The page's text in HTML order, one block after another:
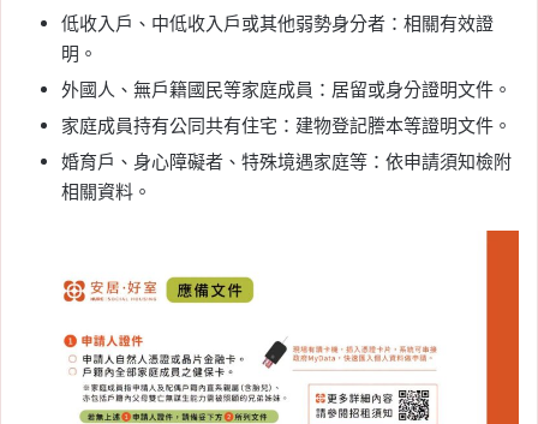
低收入戶、中低收入戶或其他弱勢身分者：相關有效證
明。
外國人、無戶籍國民等家庭成員：居留或身分證明文件。
家庭成員持有公同共有住宅：建物登記謄本等證明文件。
婚育戶、身心障礙者、特殊境遇家庭等：依申請須知檢附
相關資料。